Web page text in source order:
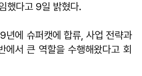
했다고 9일 밝혔다.
년에 슈퍼캣에 합류, 사업 전략과
에서 큰 역할을 수행해왔다고 회